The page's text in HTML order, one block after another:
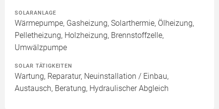
SOLARANLAGE
Wärmepumpe, Gasheizung, Solarthermie, Ölheizung,
Pelletheizung, Holzheizung, Brennstoffzelle,
Umwälzpumpe
SOLAR TÄTIGKEITEN
Wartung, Reparatur, Neuinstallation / Einbau,
Austausch, Beratung, Hydraulischer Abgleich